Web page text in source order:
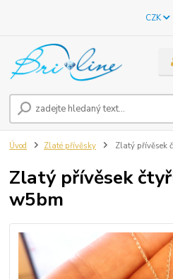
CZK
Úvod Zlaté přívěsky Zlatý přívěsek
Zlatý přívěsek
w5bm